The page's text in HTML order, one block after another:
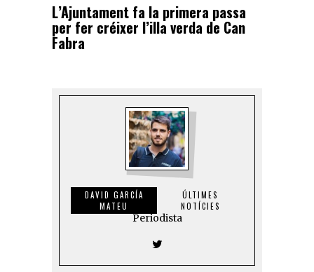
L’Ajuntament fa la primera passa
per fer créixer l’illa verda de Can
Fabra
DAVID GARCÍA
MATEU
ÚLTIMES
NOTÍCIES
Periodista